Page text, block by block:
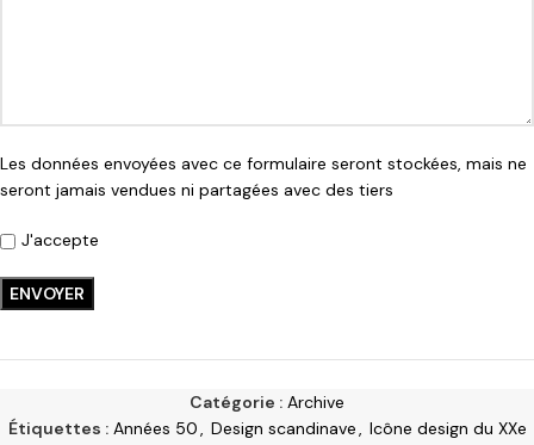
Les données envoyées avec ce formulaire seront stockées, mais ne
seront jamais vendues ni partagées avec des tiers
J'accepte
Catégorie : Archive
Étiquettes : Années 50, Design scandinave, Icône design du XXe